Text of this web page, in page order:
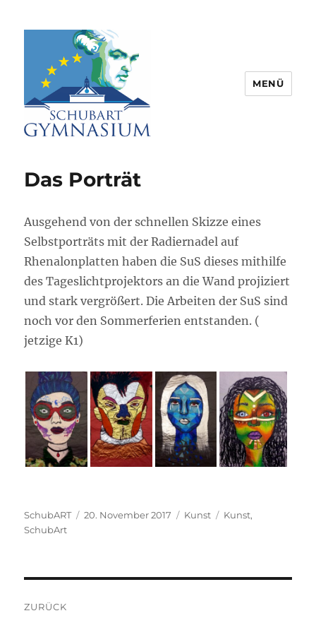
Partnerschule für Europa |
MENÜ
Das Porträt
Ausgehend von der schnellen Skizze eines
Selbstporträts mit der Radiernadel auf
Rhenalonplatten haben die SuS dieses mithilfe
des Tageslichtprojektors an die Wand projiziert
und stark vergrößert. Die Arbeiten der SuS sind
noch vor den Sommerferien entstanden. (
jetzige K1)
Autor
SchubART
Veröffentlicht
20. November 2017 Kategorien
Kunst Schlagwörter
Kunst,
SchubArt
ZURÜCK